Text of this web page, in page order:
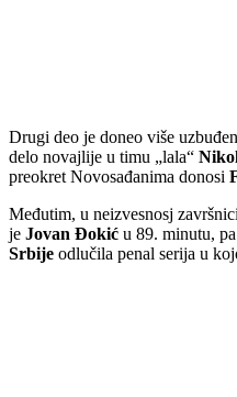
Drugi deo je doneo više
delo novajlije u timu „lala“
preokret Novosađanima donosi
Međutim, u neizvesnosj
je Jovan Đokić u 89. minutu,
Srbije odlučila penal serija u